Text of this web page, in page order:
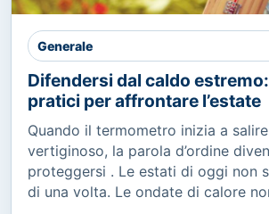
Generale
Difendersi dal caldo
pratici per affrontare l’estate
Quando il termometro inizia a
vertiginoso, la parola d’ordine
proteggersi . Le estati di oggi non
di una volta. Le ondate di calore